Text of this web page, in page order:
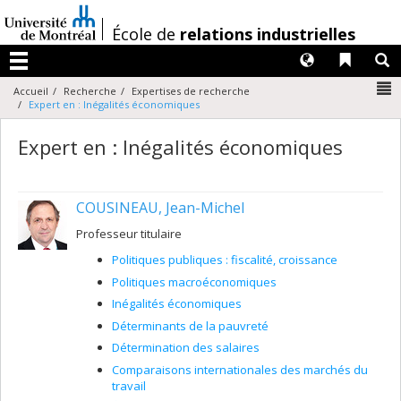
au
contenu
/École de relations industrielles
Menu
Liens
Langues
Accueil Recherche
Expertises de recherche
Expert en : Inégalités économiques
Expert en : Inégalités économiques
COUSINEAU, Jean-Michel
Professeur titulaire
Politiques publiques : fiscalité, croissance
Politiques macroéconomiques
Inégalités économiques
Déterminants de la pauvreté
Détermination des salaires
Comparaisons internationales des marchés du
travail